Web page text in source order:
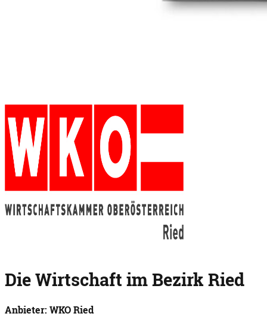
Die Wirtschaft im Bezirk Ried
Anbieter: WKO Ried